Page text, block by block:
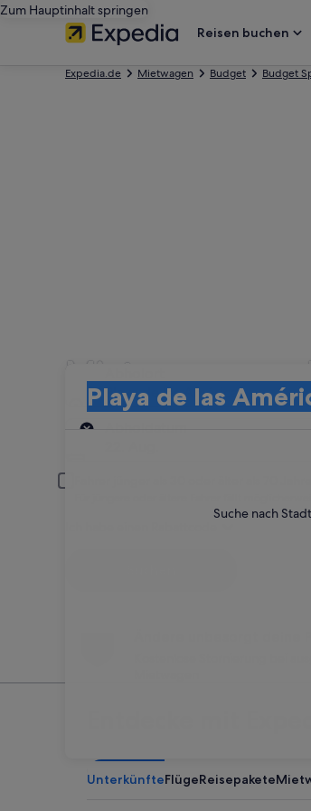
Zum Hauptinhalt springen
Reisen buchen
Expedia.de Mietwagen Budget Budget
Mietwagen
Suche nach
Playa de las Américas
Abholort
Für jüngere oder ältere Fahrer fällt
Entdecke mit
UnterkünfteFlügeReisepakete